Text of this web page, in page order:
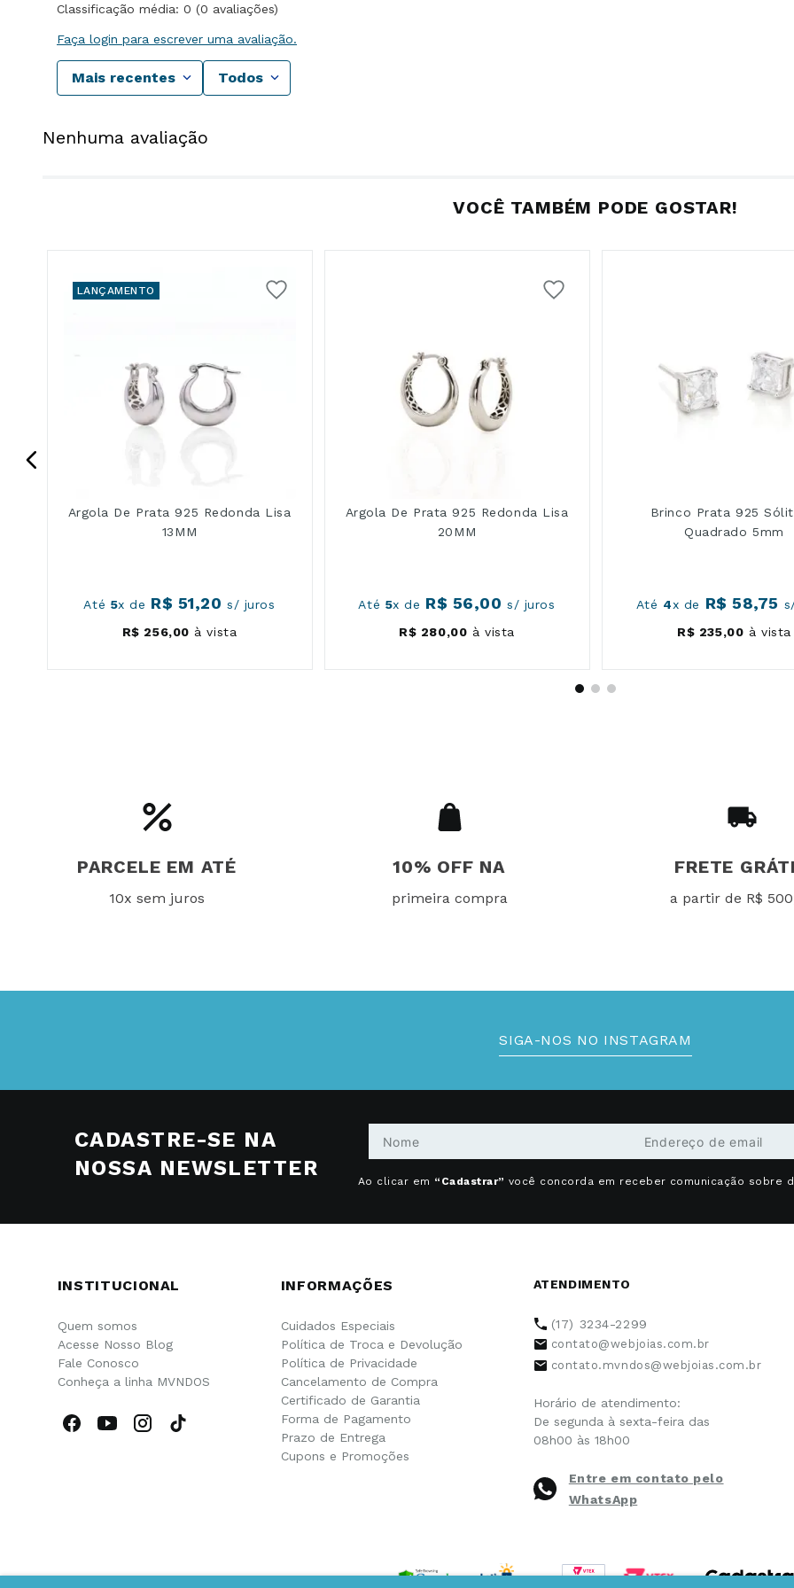
Classificação média: 0 (0 avaliações)
Faça login para escrever uma avaliação.
Mais recentes Todos
Nenhuma avaliação
VOCÊ TAMBÉM PODE GOSTAR!
LANÇAMENTO
Argola De Prata 925 Redonda Lisa
13MM
Até 5x de R$ 51,20 s/ juros
R$ 256,00 à vista
Argola De Prata 925 Redonda Lisa
20MM
Até 5x de R$ 56,00 s/ juros
R$ 280,00 à vista
Brinco Prata 925
Quadrado 5mm
Até 4x de R$ 58,75
R$ 235,00 à vista
PARCELE EM ATÉ
10x sem juros
10% OFF NA
primeira compra
FRETE
a partir de R$
SIGA-NOS NO INSTAGRAM
CADASTRE-SE NA
NOSSA NEWSLETTER
Ao clicar em “Cadastrar” você concorda em receber comunicação sobre
INSTITUCIONAL
Quem somos
Acesse Nosso Blog
Fale Conosco
Conheça a linha MVNDOS
INFORMAÇÕES
Cuidados Especiais
Política de Troca e Devolução
Política de Privacidade
Cancelamento de Compra
Certificado de Garantia
Forma de Pagamento
Prazo de Entrega
Cupons e Promoções
ATENDIMENTO
(17) 3234-2299
contato@webjoias.com.br
contato.mvndos@webjoias.com.br
Horário de atendimento:
De segunda à sexta-feira das
08h00 às 18h00
Entre em contato pelo
WhatsApp